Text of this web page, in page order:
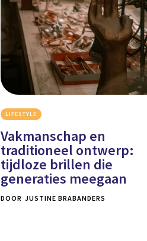
LIFESTYLE
Vakmanschap en
traditioneel ontwerp:
tijdloze brillen die
generaties meegaan
DOOR JUSTINE BRABANDERS